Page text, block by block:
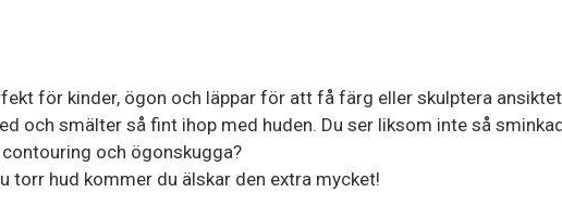
för kinder, ögon och läppar för att få färg eller skulptera
och smälter så fint ihop med huden. Du ser liksom inte så
och ögonskugga?
torr hud kommer du älskar den extra mycket!